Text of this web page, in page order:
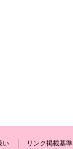
い リンク掲載基準